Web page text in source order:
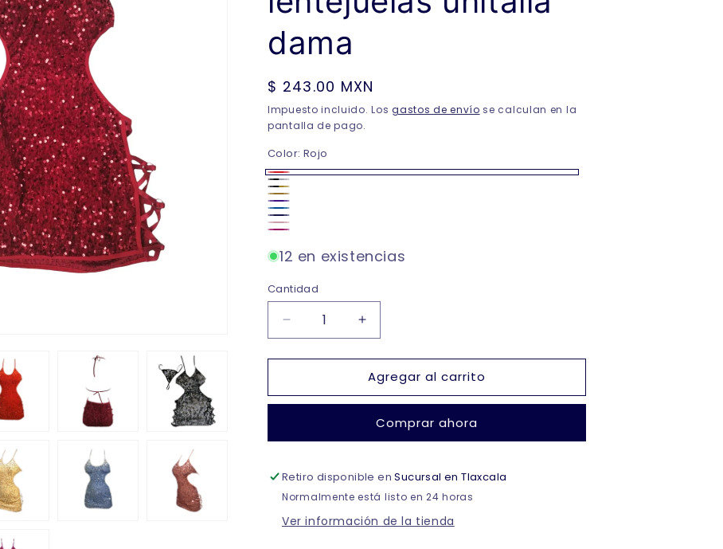
dama
Precio
habitual
$ 243.00 MXN
Impuesto incluido. Losgastos de envío se calculan en la
pantalla de pago.
Color: Rojo
Rojo
Negro/Plata
Negro/Dorado
Dorado
Morado
Azul
Marino
Palo
de12 en existencias
Cantidad
Reducir
cantidad
para
doll
unitalla
Aumentar
cantidad
para
Baby
doll
lentejuelas
unitalla
Agregar al carrito
Comprar ahora
Retiro disponible enSucursal en Tlaxcala
Normalmente está listo en 24 horas
Ver información de la tienda